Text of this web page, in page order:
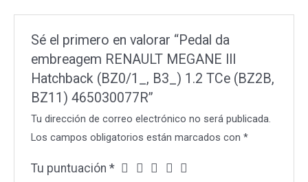
(BZ2B,
BZ11)
465030077R
cantidad
Sé el primero en valorar “Pedal da
embreagem RENAULT MEGANE III
Hatchback (BZ0/1_, B3_) 1.2 TCe (BZ2B,
BZ11) 465030077R”
Tu dirección de correo electrónico no será publicada.
Los campos obligatorios están marcados con*
Tu puntuación*